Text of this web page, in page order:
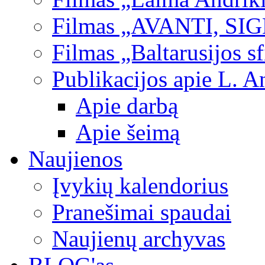
Filmas „AVANTI,
Filmas „Baltarusijos
Publikacijos apie L.
Apie darbą
Apie šeimą
Naujienos
Įvykių kalendorius
Pranešimai spaudai
Naujienų archyvas